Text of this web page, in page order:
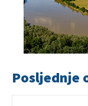
Posljednje